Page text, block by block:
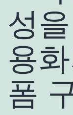
성
용
폼